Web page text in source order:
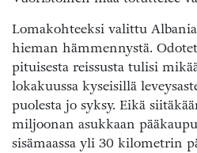
Lomakohteeksi valittu
hieman hämmennystä.
pituisesta reissusta tulisi
lokakuussa kyseisillä
puolesta jo syksy. Eikä
miljoonan asukkaan
sisämaassa yli 30 kilometrin